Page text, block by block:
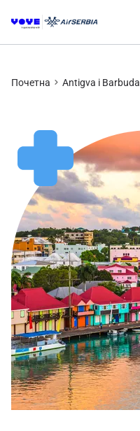
Почетна Antigva i Barbuda